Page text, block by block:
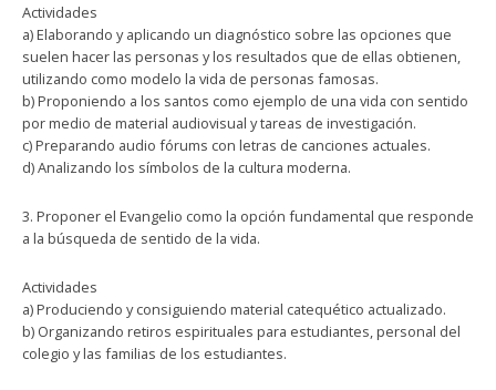
Actividades
a) Elaborando y aplicando un diagnóstico sobre las opciones que
suelen hacer las personas y los resultados que de ellas obtienen,
utilizando como modelo la vida de personas famosas.
b) Proponiendo a los santos como ejemplo de una vida con sentido
por medio de material audiovisual y tareas de investigación.
c) Preparando audio fórums con letras de canciones actuales.
d) Analizando los símbolos de la cultura moderna.
3. Proponer el Evangelio como la opción fundamental que responde
a la búsqueda de sentido de la vida.
Actividades
a) Produciendo y consiguiendo material catequético actualizado.
b) Organizando retiros espirituales para estudiantes, personal del
colegio y las familias de los estudiantes.